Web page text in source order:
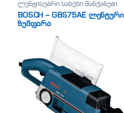
ლენტისებრი სახეხი მანქანები
BOSCH – GBS75AE ლენტური
ზუმფარა